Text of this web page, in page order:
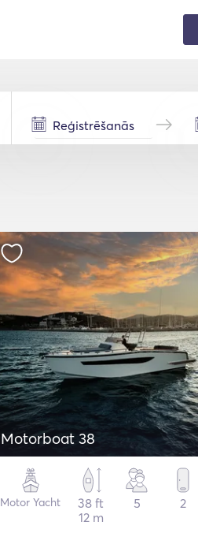
Motorboat 38
Motor Yacht
38 ft
12 m
5 2